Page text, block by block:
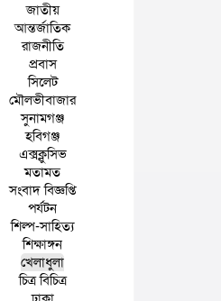
জাতীয়
আন্তর্জাতিক
রাজনীতি
প্রবাস
সিলেট
মৌলভীবাজার
সুনামগঞ্জ
হবিগঞ্জ
এক্সক্লুসিভ
মতামত
সংবাদ বিজ্ঞপ্তি
পর্যটন
শিল্প-সাহিত্য
শিক্ষাঙ্গন
খেলাধুলা
চিত্র বিচিত্র